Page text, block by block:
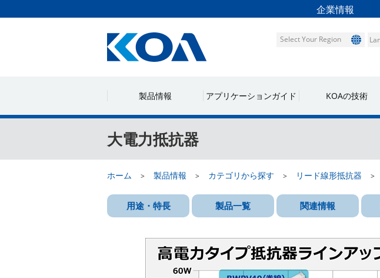
企業情報
Select Your Region
製品情報 アプリケーションガイド KOAの技術
大電力抵抗器
ホーム 製品情報 カテゴリから探す リード線形抵抗器
用途・特長 製品一覧 関連情報